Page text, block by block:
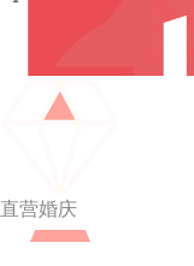
直营婚庆